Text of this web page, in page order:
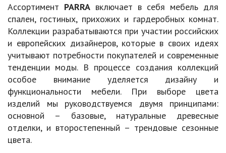
дней.
Предоставляете ли вы гарантию на товары?
Да. На всю фирменную мебель действует гарантия: 2 года с
момента установки.
Ассортимент PARRA включает в себя мебель для
спален, гостиных, прихожих и гардеробных комнат.
Коллекции разрабатываются при участии российских
и европейских дизайнеров, которые в своих идеях
учитывают потребности покупателей и современные
тенденции моды. В процессе создания коллекций
особое внимание уделяется дизайну и
функциональности мебели. При выборе цвета
изделий мы руководствуемся двумя принципами:
основной – базовые, натуральные древесные
отделки, и второстепенный – трендовые сезонные
цвета.